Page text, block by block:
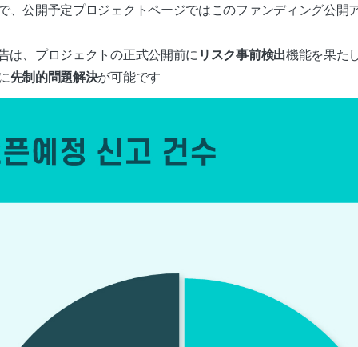
、公開予定プロジェクトページではこのファンディング公開
は、プロジェクトの正式公開前に リスク事前検出機能を果た
先制的問題解決が可能です